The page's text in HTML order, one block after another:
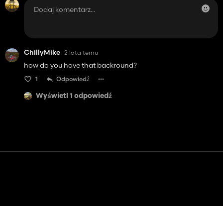
ChillyMike 2 lata temu
how do you have that backround?
1 Odpowiedź
Wyświetl 1 odpowiedź